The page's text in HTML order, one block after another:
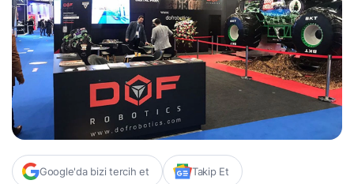
Google'da bizi tercih et Takip Et